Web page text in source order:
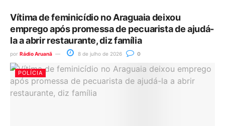
Vítima de feminicídio no Araguaia deixou
emprego após promessa de pecuarista de ajudá-
la a abrir restaurante, diz família
por Rádio Aruanã 8 de julho de 2026 0
POLÍCIA